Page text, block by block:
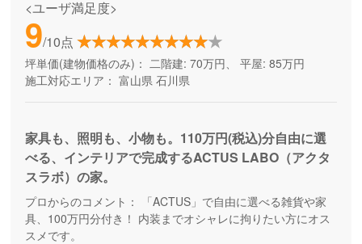
<ユーザ満足度>
9/10点
坪単価(建物価格のみ)： 二階建: 70万円、 平屋: 85万円
施工対応エリア： 富山県 石川県
家具も、照明も、小物も。110万円(税込)分自由に選
べる、インテリアで完成するACTUS LABO（アクタ
スラボ）の家。
プロからのコメント：
「ACTUS」で自由に選べる雑貨や家
具、100万円分付き！ 内装までオシャレに拘りたい方にオス
スメです。